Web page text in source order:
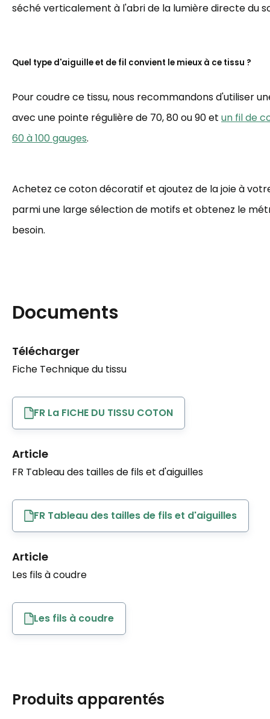
séché verticalement à l'abri de la lumière directe du
Quel type d'aiguille et de fil convient le mieux à ce tissu ?
Pour coudre ce tissu, nous recommandons d'utiliser
avec une pointe régulière de 70, 80 ou 90 et un fil de
60 à 100 gauges.
Achetez ce coton décoratif et ajoutez de la joie à
parmi une large sélection de motifs et obtenez le
besoin.
Documents
Télécharger
Fiche Technique du tissu
FR La FICHE DU TISSU COTON
Article
FR Tableau des tailles de fils et d'aiguilles
FR Tableau des tailles de fils et d'aiguilles
Article
Les fils à coudre
Les fils à coudre
Produits apparentés